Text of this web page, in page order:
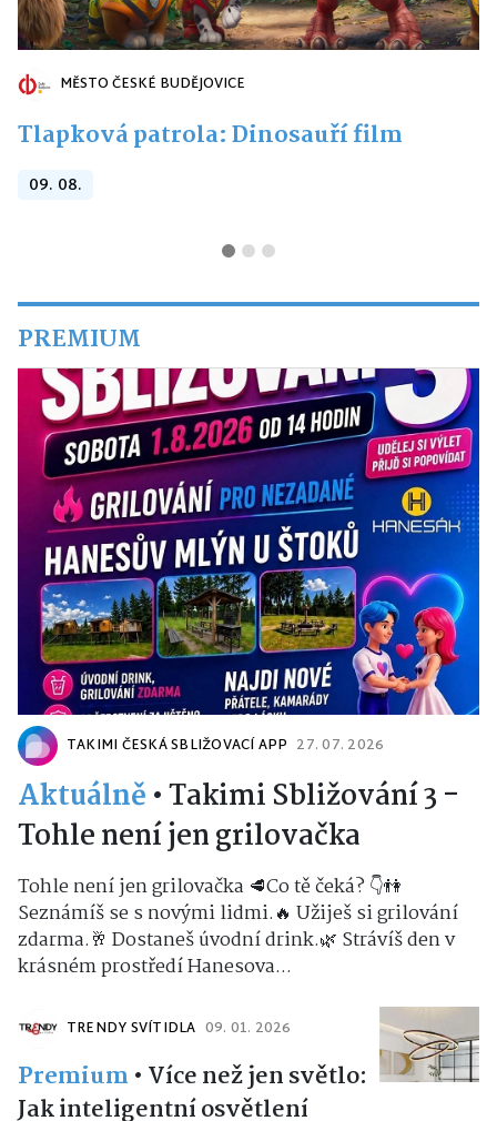
MĚSTO ČESKÉ BUDĚJOVICE
Tlapková patrola: Dinosauří film
09. 08.
PREMIUM
TAKIMI ČESKÁ SBLIŽOVACÍ APP 27. 07. 2026
Aktuálně •Takimi Sbližování 3 -
Tohle není jen grilovačka
Tohle není jen grilovačka 🥩Co tě čeká? 👇👫
Seznámíš se s novými lidmi.🔥 Užiješ si grilování
zdarma.🥂 Dostaneš úvodní drink.🌿 Strávíš den v
krásném prostředí Hanesova...
TRENDY SVÍTIDLA 09. 01. 2026
Premium • Více než jen světlo:
Jak inteligentní osvětlení